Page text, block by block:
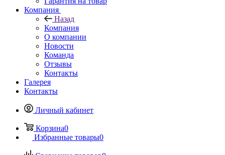
Компания
Назад
Компания
О компании
Новости
Команда
Отзывы
Контакты
Галерея
Контакты
Личный кабинет
Корзина0
Избранные товары0